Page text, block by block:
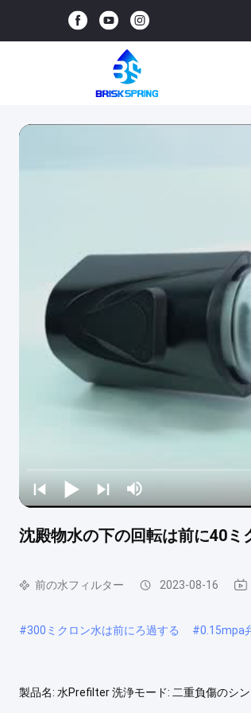
沈殿物水の下の回転は前に40
前の水フィルター 2023-08-16
#300ミクロン水は前にろ過する #0.15mpa
製品名: 水Prefilter 洗浄モード: 二重負傷のシ